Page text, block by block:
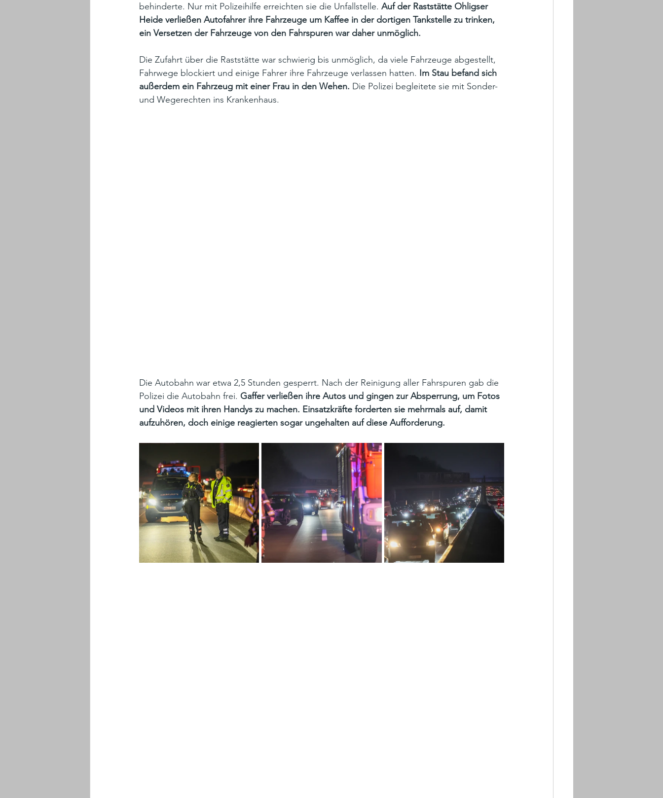
behinderte. Nur mit Polizeihilfe erreichten sie die Unfallstelle. Auf der Raststätte Ohligser
Heide verließen Autofahrer ihre Fahrzeuge um Kaffee in der dortigen Tankstelle zu trinken,
ein Versetzen der Fahrzeuge von den Fahrspuren war daher unmöglich.
Die Zufahrt über die Raststätte war schwierig bis unmöglich, da viele Fahrzeuge abgestellt,
Fahrwege blockiert und einige Fahrer ihre Fahrzeuge verlassen hatten. Im Stau befand sich
außerdem ein Fahrzeug mit einer Frau in den Wehen. Die Polizei begleitete sie mit Sonder-
und Wegerechten ins Krankenhaus.
Die Autobahn war etwa 2,5 Stunden gesperrt. Nach der Reinigung aller Fahrspuren gab die
Polizei die Autobahn frei. Gaffer verließen ihre Autos und gingen zur Absperrung, um Fotos
und Videos mit ihren Handys zu machen. Einsatzkräfte forderten sie mehrmals auf, damit
aufzuhören, doch einige reagierten sogar ungehalten auf diese Aufforderung.